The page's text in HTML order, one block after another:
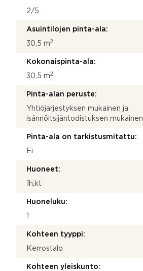
n
m
e
o
2/5
Asuintilojen pinta-ala:
30,5 m2
Kokonaispinta-ala:
30,5 m2
Pinta-alan peruste:
Yhtiöjärjestyksen mukainen ja
isännöitsijäntodistuksen mukainen
Pinta-ala on tarkistusmitattu:
Ei
Huoneet:
1h,kt
Huoneluku:
Kohteen tyyppi:
Kerrostalo
Kohteen yleiskunto: